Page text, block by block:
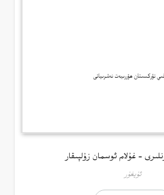
– غۇلام ئوسمان زۇلپىقار
ئۇيغۇر